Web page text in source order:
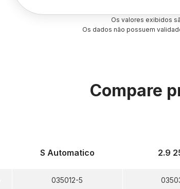
Os valores exibidos
Os dados não possuem
Compare
S Automatico
035012-5
2.9